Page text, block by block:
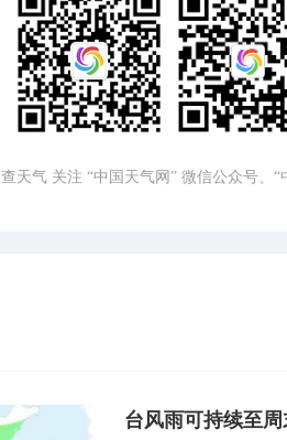
查天气 关注 “中国天气网” 微信公众号、
台风雨可持续至